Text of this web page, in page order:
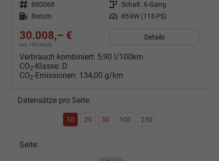
Fahrzeugnr. 880068 Getriebe Schalt. 6-Gang
Kraftstoff Benzin Leistung 85 kW (116 PS)
30.008,– €
incl. 19% MwSt.
Details
Verbrauch kombiniert: 5,90 l/100km
CO2-Klasse: D
CO2-Emissionen: 134,00 g/km
Datensätze pro Seite:
10 20 50 100 250
Seite: